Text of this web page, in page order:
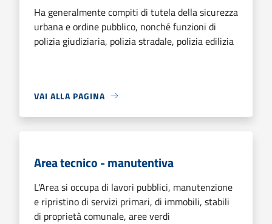
Ha generalmente compiti di tutela della sicurezza
urbana e ordine pubblico, nonché funzioni di
polizia giudiziaria, polizia stradale, polizia edilizia
VAI ALLA PAGINA
Area tecnico - manutentiva
L'Area si occupa di lavori pubblici, manutenzione
e ripristino di servizi primari, di immobili, stabili
di proprietà comunale, aree verdi